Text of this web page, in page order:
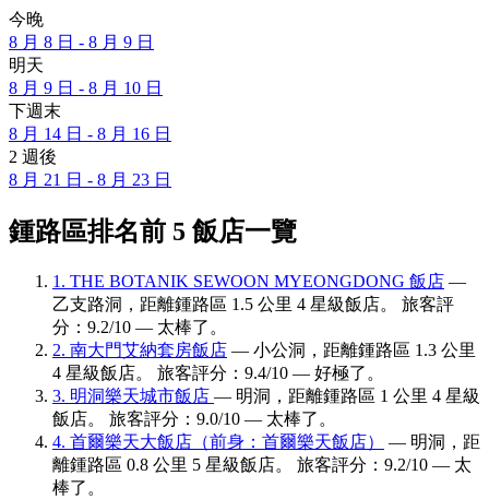
今晚
8 月 8 日 - 8 月 9 日
明天
8 月 9 日 - 8 月 10 日
下週末
8 月 14 日 - 8 月 16 日
2 週後
8 月 21 日 - 8 月 23 日
鍾路區排名前 5 飯店一覽
1. THE BOTANIK SEWOON MYEONGDONG 飯店 —
乙支路洞，距離鍾路區 1.5 公里 4 星級飯店。 旅客評
分：9.2/10 — 太棒了。
2. 南大門艾納套房飯店 — 小公洞，距離鍾路區 1.3 公里
4 星級飯店。 旅客評分：9.4/10 — 好極了。
3. 明洞樂天城市飯店 — 明洞，距離鍾路區 1 公里 4 星級
飯店。 旅客評分：9.0/10 — 太棒了。
4. 首爾樂天大飯店（前身：首爾樂天飯店）
— 明洞，距
離鍾路區 0.8 公里 5 星級飯店。 旅客評分：9.2/10 — 太
棒了。